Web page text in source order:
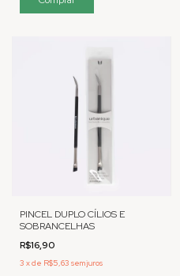
PINCEL DUPLO CÍLIOS E
SOBRANCELHAS
R$16,90
3 xde R$5,63 sem juros